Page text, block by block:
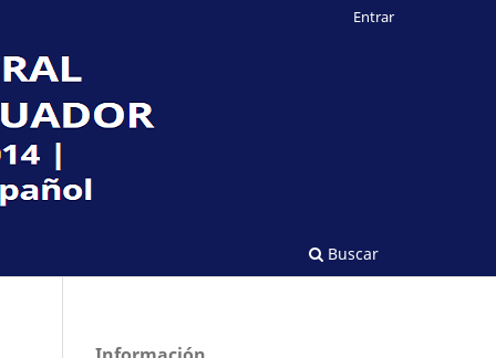
Buscar
Entrar